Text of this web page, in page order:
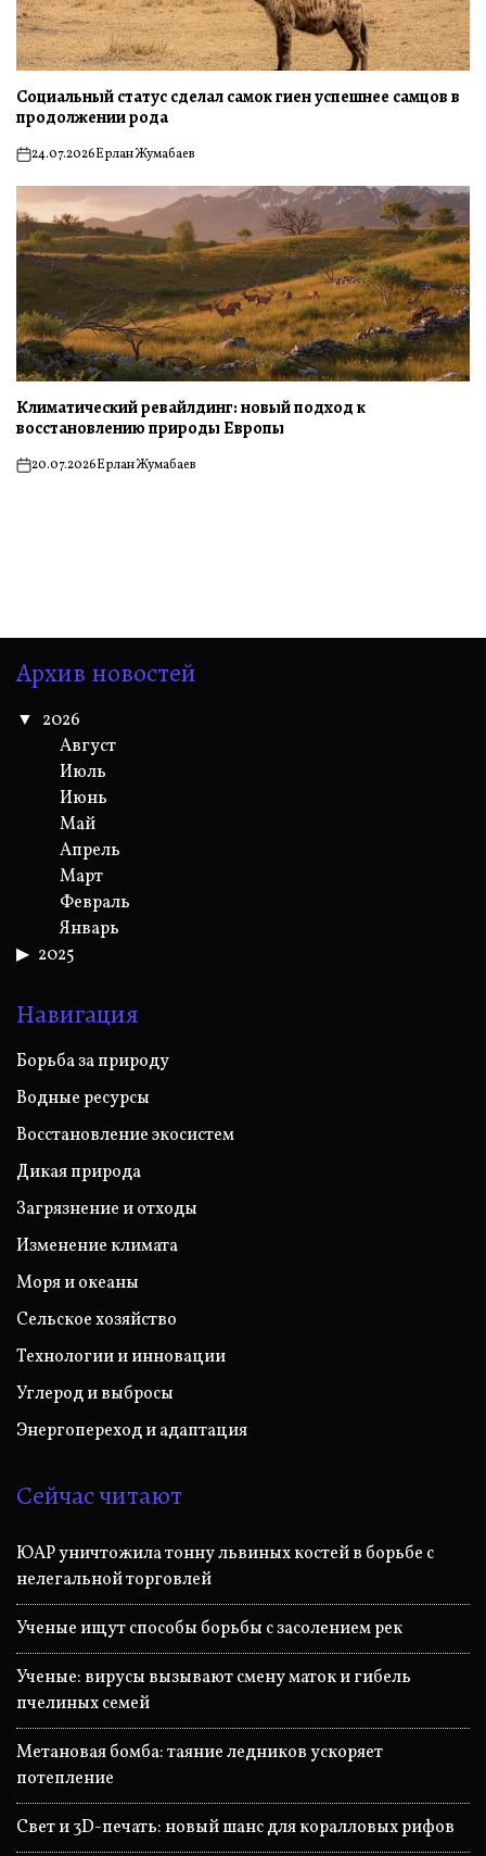
Социальный статус сделал самок гиен успешнее самцов в
продолжении рода
on24.07.2026Ерлан Жумабаев
Климатический ревайлдинг: новый подход к
восстановлению природы Европы
on20.07.2026Ерлан Жумабаев
Архив новостей
2026
Август
Июль
Июнь
Май
Апрель
Март
Февраль
Январь
2025
Навигация
Борьба за природу
Водные ресурсы
Восстановление экосистем
Дикая природа
Загрязнение и отходы
Изменение климата
Моря и океаны
Сельское хозяйство
Технологии и инновации
Углерод и выбросы
Энергопереход и адаптация
Сейчас читают
ЮАР уничтожила тонну львиных костей в борьбе с
нелегальной торговлей
Ученые ищут способы борьбы с засолением рек
Ученые: вирусы вызывают смену маток и гибель
пчелиных семей
Метановая бомба: таяние ледников ускоряет
потепление
Свет и 3D-печать: новый шанс для коралловых рифов